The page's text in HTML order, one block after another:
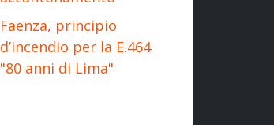
Faenza, principio
d’incendio per la E.464
"80 anni di Lima"